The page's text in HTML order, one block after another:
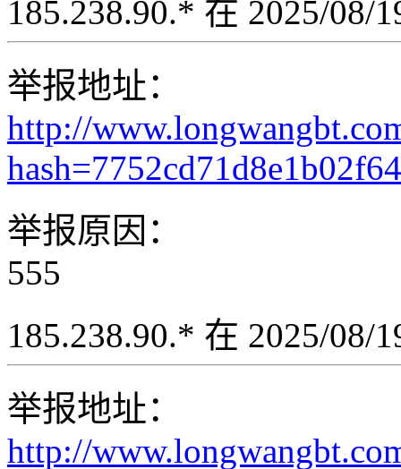
185.238.90.* 在 2025/08/
举报地址：
http://
举报原因：
555
185.238.90.* 在 2025/08/
举报地址：
http://